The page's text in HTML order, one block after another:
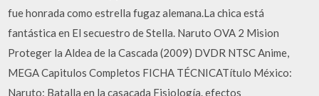
fue honrada como estrella fugaz alemana.La chica está
fantástica en El secuestro de Stella. Naruto OVA 2 Mision
Proteger la Aldea de la Cascada (2009) DVDR NTSC Anime,
MEGA Capitulos Completos FICHA TÉCNICATítulo México:
Naruto: Batalla en la casacada Fisiología. efectos